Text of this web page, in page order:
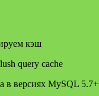
кэш
query cache
в версиях MySQL 5.7+